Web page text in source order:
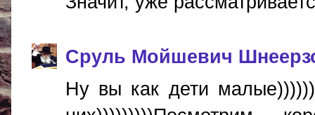
Сруль Мойшевич
Ну вы как дети